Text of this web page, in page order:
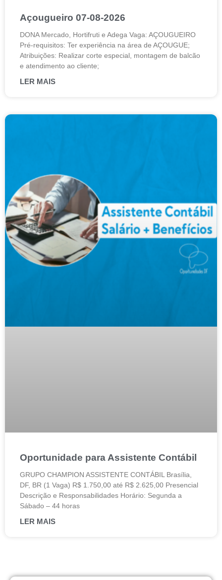
Açougueiro 07-08-2026
DONA Mercado, Hortifruti e Adega Vaga: AÇOUGUEIRO
Pré-requisitos: Ter experiência na área de AÇOUGUE;
Atribuições: Realizar corte especial, montagem de balcão
e atendimento ao cliente;
LER MAIS
Oportunidade para Assistente Contábil
GRUPO CHAMPION ASSISTENTE CONTÁBIL Brasília,
DF, BR (1 Vaga) R$ 1.750,00 até R$ 2.625,00 Presencial
Descrição e Responsabilidades Horário: Segunda a
Sábado – 44 horas
LER MAIS